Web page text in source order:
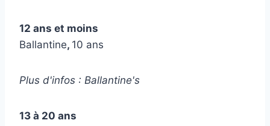
12 ans et moins
Ballantine, 10 ans
Plus d'infos : Ballantine's
13 à 20 ans